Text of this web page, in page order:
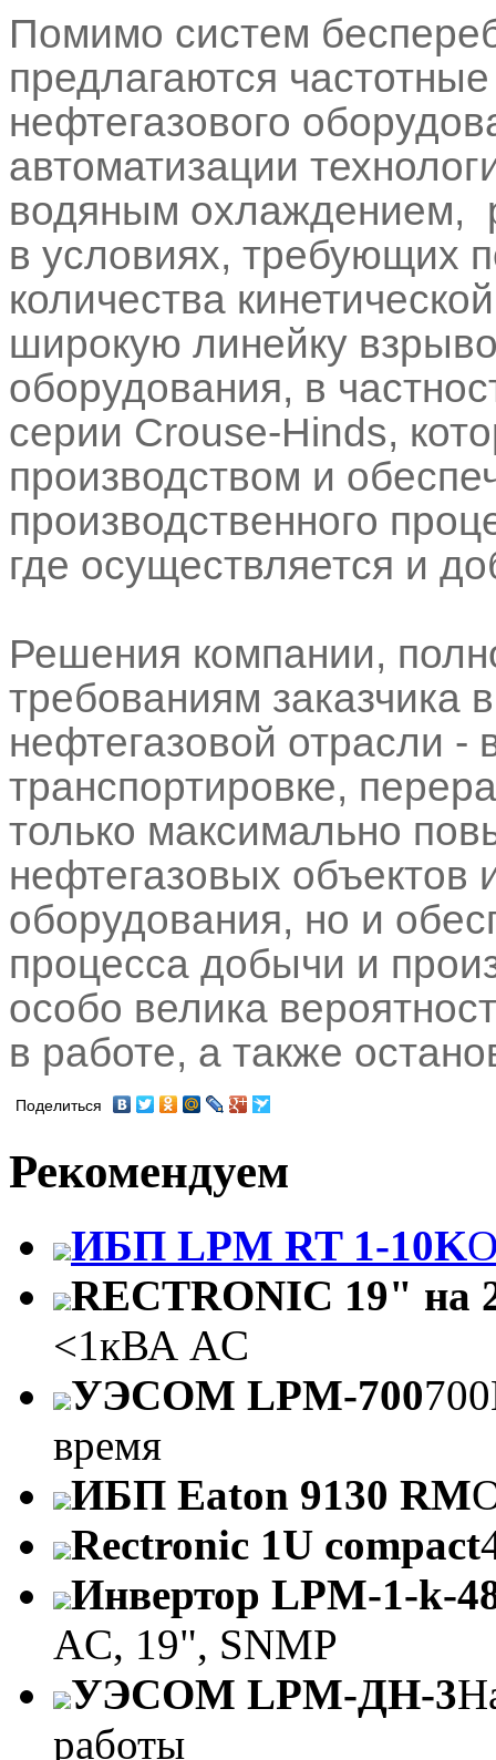
Помимо систем
предлагаются
нефтегазового
автоматизации
водяным охлаждением,
в условиях, требующих
количества
широкую линейку
оборудования, в
серии Crouse-Hinds,
производством и
производственного
где осуществляется и
Решения компании,
требованиям заказчика
нефтегазовой отрасли -
транспортировке,
только максимально
нефтегазовых объектов
оборудования, но и
процесса добычи и
особо велика
в работе, а также
Поделиться
Рекомендуем
ИБП LPM RT 1-10K
RECTRONIC 19" на
<1кВА AC
УЭСОМ LPM-700
время
ИБП Eaton 9130 RM
Rectronic 1U compact
Инвертор LPM-1-k-
AC, 19", SNMP
УЭСОМ LPM-ДН-3
работы